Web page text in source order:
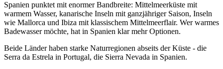
Spanien punktet mit enormer Bandbreite: Mittelmeerküste mit
warmem Wasser, kanarische Inseln mit ganzjähriger Saison, Inseln
wie Mallorca und Ibiza mit klassischem Mittelmeerflair. Wer warmes
Badewasser möchte, hat in Spanien klar mehr Optionen.
Beide Länder haben starke Naturregionen abseits der Küste - die
Serra da Estrela in Portugal, die Sierra Nevada in Spanien.